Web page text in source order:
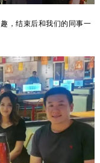
，结束后和我们的同事一